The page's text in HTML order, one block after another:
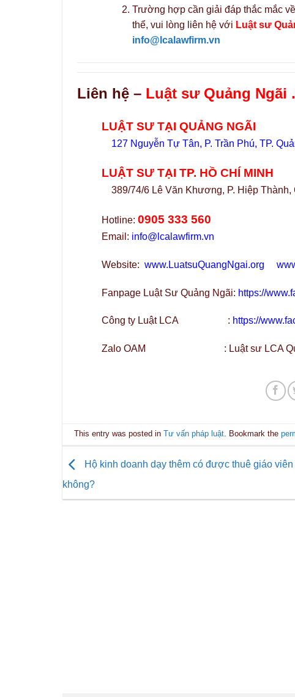
Trường hợp cần giải đáp thắc mắc
thể, vui lòng liên hệ với Luật sư
info@lcalawfirm.vn
Liên hệ – Luật sư Quảng Ngãi
LUẬT SƯ TẠI QUẢNG NGÃI
127 Nguyễn Tự Tân, P. Trần Phú, TP.
LUẬT SƯ TẠI TP. HỒ CHÍ MINH
389/74/6 Lê Văn Khương, P. Hiệp Thành,
Hotline: 0905 333 560
Email: info@lcalawfirm.vn
Website: www.LuatsuQuangNgai.org
Fanpage Luật Sư Quảng Ngãi: https://
Công ty Luật LCA : https://
Zalo OAM : Luật sư LCA
This entry was posted inTư vấn pháp luật. Bookmark the
Hộ kinh doanh dạy thêm có được thuê giáo viên
không?